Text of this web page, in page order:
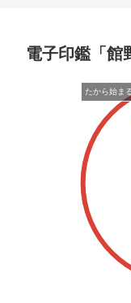
電子印鑑「館
たから始ま